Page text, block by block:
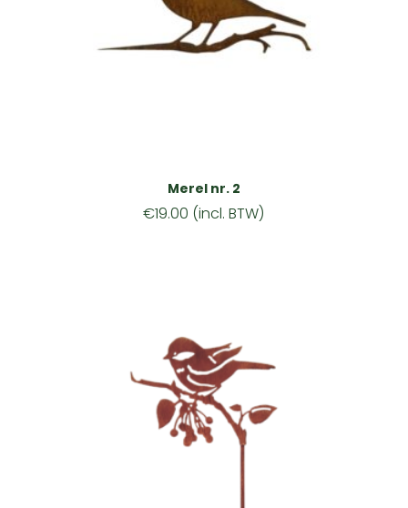
Merel nr. 2
€19.00 (incl. BTW)